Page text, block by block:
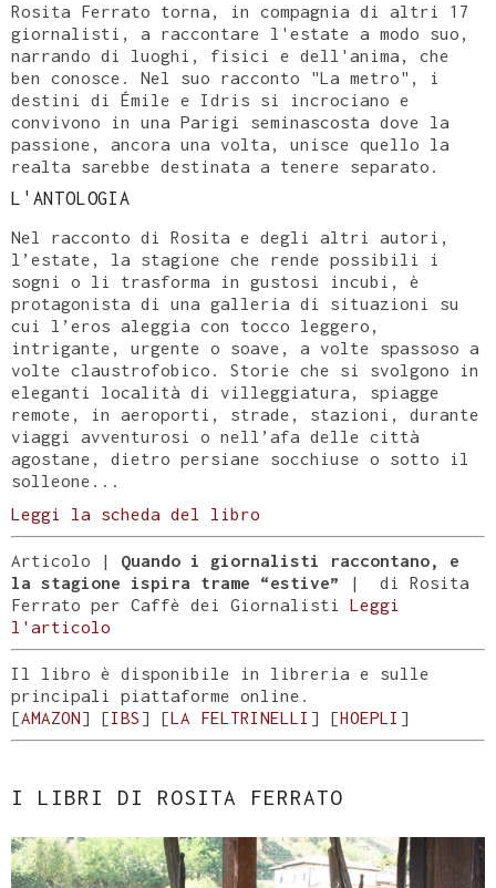
Rosita Ferrato torna, in compagnia di altri 17
giornalisti, a raccontare l'estate a modo suo,
narrando di luoghi, fisici e dell'anima, che
ben conosce. Nel suo racconto "La metro", i
destini di Émile e Idris si incrociano e
convivono in una Parigi seminascosta dove la
passione, ancora una volta, unisce quello la
realta sarebbe destinata a tenere separato.
L'ANTOLOGIA
Nel racconto di Rosita e degli altri autori,
l’estate, la stagione che rende possibili i
sogni o li trasforma in gustosi incubi, è
protagonista di una galleria di situazioni su
cui l’eros aleggia con tocco leggero,
intrigante, urgente o soave, a volte spassoso a
volte claustrofobico. Storie che si svolgono in
eleganti località di villeggiatura, spiagge
remote, in aeroporti, strade, stazioni, durante
viaggi avventurosi o nell’afa delle città
agostane, dietro persiane socchiuse o sotto il
solleone...
Leggi la scheda del libro
Articolo | Quando i giornalisti raccontano, e
la stagione ispira trame “estive”
| di Rosita
Ferrato per Caffè dei Giornalisti Leggi
l'articolo
Il libro è disponibile in libreria e sulle
principali piattaforme online.
[AMAZON] [IBS ] [LA FELTRINELLI ] [HOEPLI ]
I LIBRI DI ROSITA FERRATO